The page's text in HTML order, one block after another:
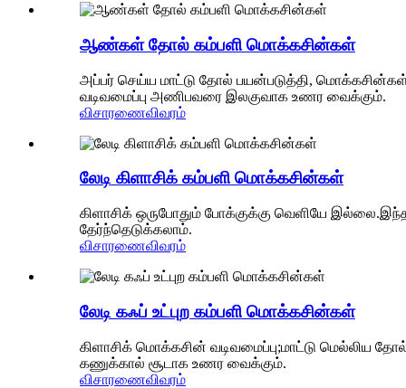
ஆண்கள் தோல் கம்பளி மொக்கசின்கள்
அப்பர் செய்ய மாட்டு தோல் பயன்படுத்தி, மொக்கசின்கள்
வடிவமைப்பு அணிபவரை இலகுவாக உணர வைக்கும்.
விசாரணைவிவரம்
லேடி கிளாசிக் கம்பளி மொக்கசின்கள்
கிளாசிக் ஒருபோதும் போக்குக்கு வெளியே
தேர்ந்தெடுக்கலாம்.
விசாரணைவிவரம்
லேடி கஃப் உட்புற கம்பளி மொக்கசின்கள்
கிளாசிக் மொக்கசின் வடிவமைப்பு;மாட்டு மெல்லிய
கணுக்கால் சூடாக உணர வைக்கும்.
விசாரணைவிவரம்